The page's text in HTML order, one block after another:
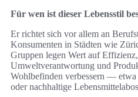
Für wen ist dieser Lebensstil
Er richtet sich vor allem an
Konsumenten in Städten wie
Gruppen legen Wert auf
Umweltverantwortung und
Wohlbefinden verbessern —
oder nachhaltige